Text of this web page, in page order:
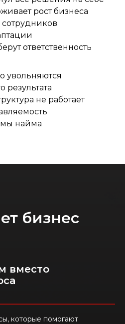
рост бизнеса
ответственность
увольняются
результата
не работает
найма
бизнес
вместо
которые помогают